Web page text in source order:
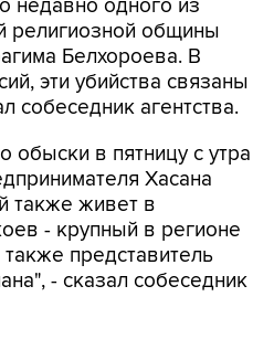
недавно одного из
религиозной общины
Белхороева. В
эти убийства связаны
собеседник агентства.
обыски в пятницу с утра
Хасана
также живет в
- крупный в регионе
представитель
- сказал собеседник